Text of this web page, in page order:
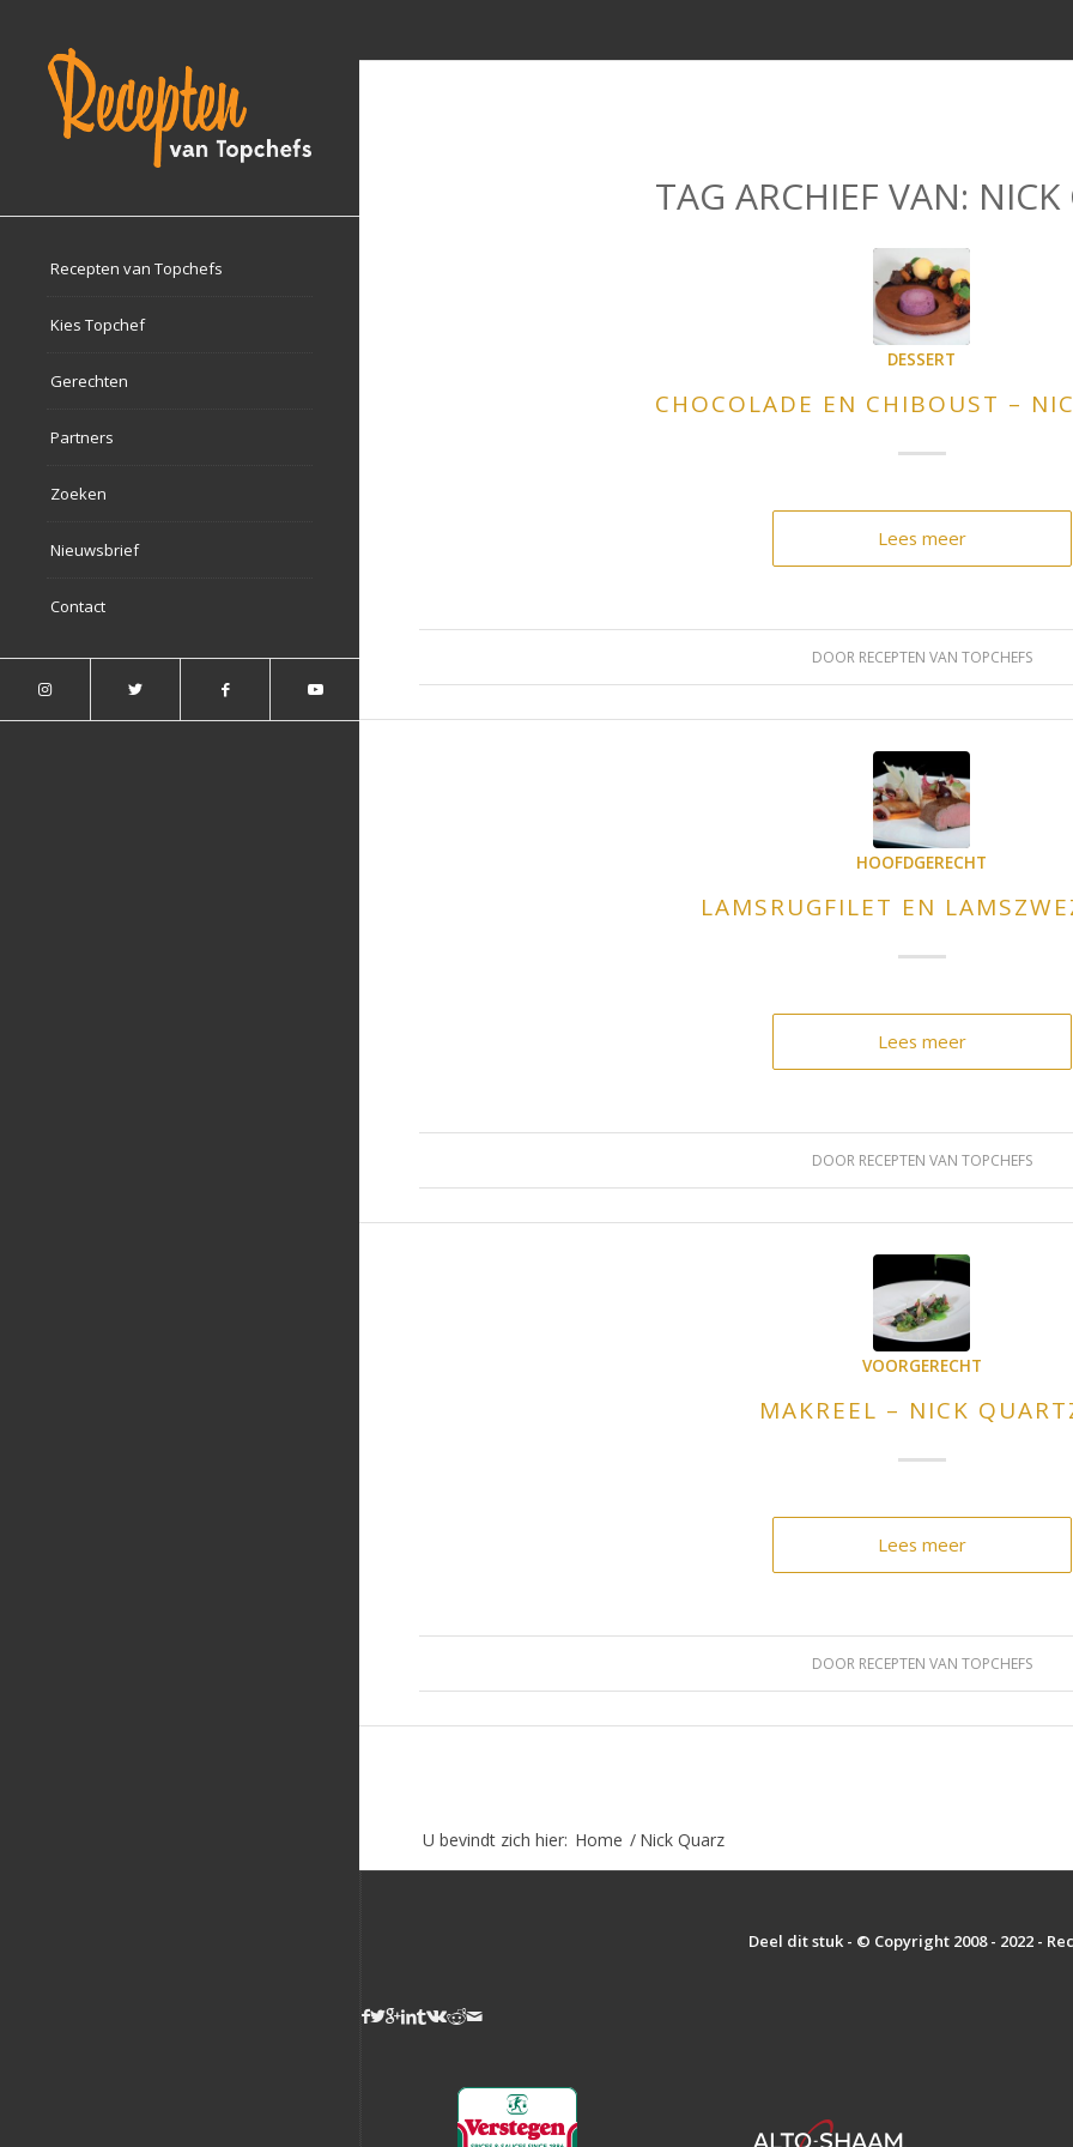
Recepten van Topchefs
Kies Topchef
Gerechten
Partners
Zoeken
Nieuwsbrief
Contact
TAG ARCHIEF VAN: NICK
DESSERT
CHOCOLADE EN CHIBOUST –
Lees meer
DOOR RECEPTEN VAN TOPCHEFS
HOOFDGERECHT
LAMSRUGFILET EN
Lees meer
DOOR RECEPTEN VAN TOPCHEFS
VOORGERECHT
MAKREEL – NICK
Lees meer
DOOR RECEPTEN VAN TOPCHEFS
U bevindt zich hier: Home / Nick Quarz
Deel dit stuk - © Copyright 2008 - 2022 -